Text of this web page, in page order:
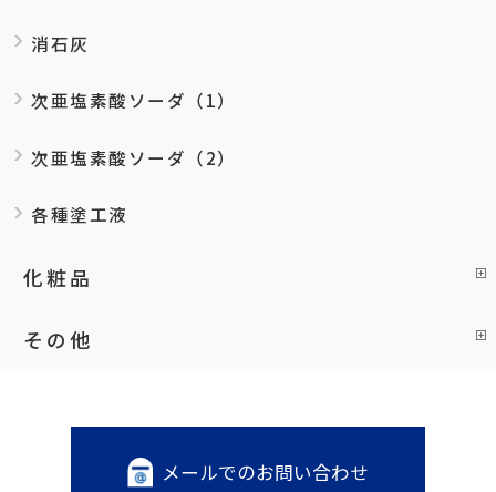
消石灰
次亜塩素酸ソーダ（1）
次亜塩素酸ソーダ（2）
各種塗工液
化粧品
その他
メールでのお問い合わせ